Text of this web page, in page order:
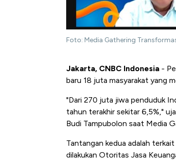
Foto: Media Gathering
Jakarta, CNBC Indonesia -
baru 18 juta masyarakat yang
"Dari 270 juta jiwa penduduk
tahun terakhir sekitar 6,5%,"
Budi Tampubolon saat Media
Tantangan kedua adalah
dilakukan Otoritas Jasa